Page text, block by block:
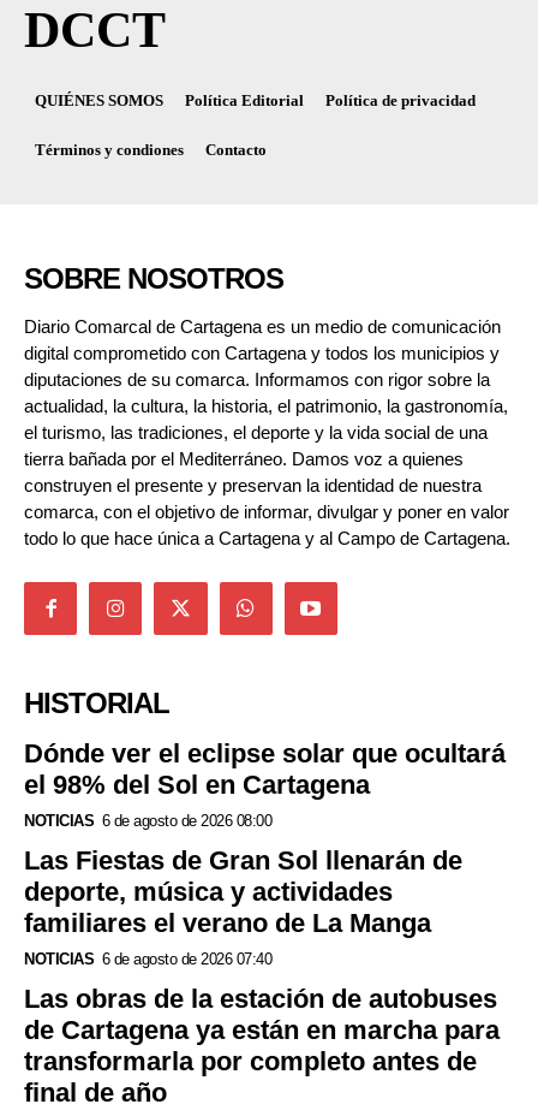
DCCT
QUIÉNES SOMOS Política Editorial Política de privacidad
Términos y condiones Contacto
SOBRE NOSOTROS
Diario Comarcal de Cartagena es un medio de comunicación
digital comprometido con Cartagena y todos los municipios y
diputaciones de su comarca. Informamos con rigor sobre la
actualidad, la cultura, la historia, el patrimonio, la gastronomía,
el turismo, las tradiciones, el deporte y la vida social de una
tierra bañada por el Mediterráneo. Damos voz a quienes
construyen el presente y preservan la identidad de nuestra
comarca, con el objetivo de informar, divulgar y poner en valor
todo lo que hace única a Cartagena y al Campo de Cartagena.
HISTORIAL
Dónde ver el eclipse solar que ocultará
el 98% del Sol en Cartagena
NOTICIAS 6 de agosto de 2026 08:00
Las Fiestas de Gran Sol llenarán de
deporte, música y actividades
familiares el verano de La Manga
NOTICIAS 6 de agosto de 2026 07:40
Las obras de la estación de autobuses
de Cartagena ya están en marcha para
transformarla por completo antes de
final de año